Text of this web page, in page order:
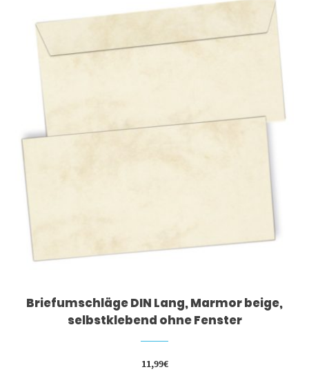
Briefumschläge DIN Lang, Marmor beige,
selbstklebend ohne Fenster
11,99€